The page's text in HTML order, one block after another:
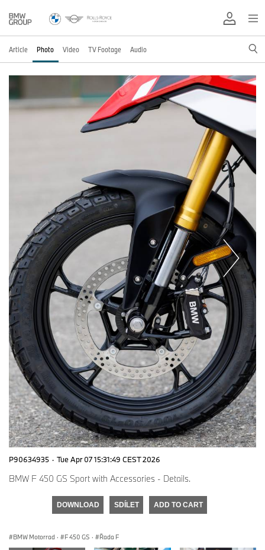
Article Photo Video TV Footage Audio
P90634935 · Tue Apr 07 15:31:49 CEST 2026
BMW F 450 GS Sport with Accessories - Details.
DOWNLOAD SDÍLET ADD TO CART
BMW Motorrad · F 450 GS · Řada F